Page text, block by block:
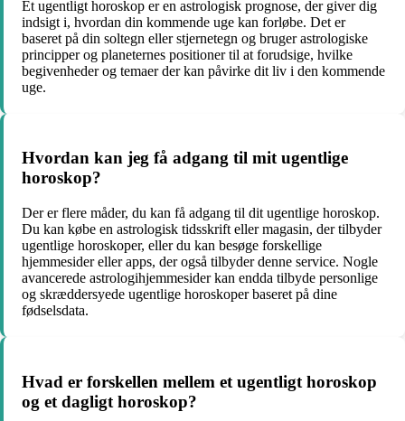
Et ugentligt horoskop er en astrologisk prognose, der giver dig
indsigt i, hvordan din kommende uge kan forløbe. Det er
baseret på din soltegn eller stjernetegn og bruger astrologiske
principper og planeternes positioner til at forudsige, hvilke
begivenheder og temaer der kan påvirke dit liv i den kommende
uge.
Hvordan kan jeg få adgang til mit ugentlige
horoskop?
Der er flere måder, du kan få adgang til dit ugentlige horoskop.
Du kan købe en astrologisk tidsskrift eller magasin, der tilbyder
ugentlige horoskoper, eller du kan besøge forskellige
hjemmesider eller apps, der også tilbyder denne service. Nogle
avancerede astrologihjemmesider kan endda tilbyde personlige
og skræddersyede ugentlige horoskoper baseret på dine
fødselsdata.
Hvad er forskellen mellem et ugentligt horoskop
og et dagligt horoskop?